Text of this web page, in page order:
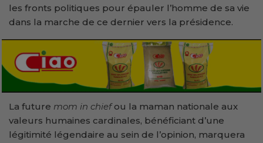
les fronts politiques pour épauler l’homme de sa vie
dans la marche de ce dernier vers la présidence.
La future mom in chiefou la maman nationale aux
valeurs humaines cardinales, bénéficiant d’une
légitimité légendaire au sein de l’opinion, marquera